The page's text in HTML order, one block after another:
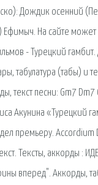
Дождик осенний
На сайте может
- Турецкий
табулатура (табы) и
текст песни: Gm7 Dm7
Акунина «Турецкий
премьеру.
Тексты, аккорды :
вперед". Аккорды,